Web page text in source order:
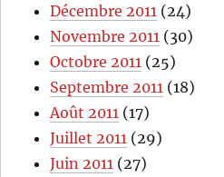
Décembre 2011 (24)
Novembre 2011 (30)
Octobre 2011 (25)
Septembre 2011 (18)
Août 2011 (17)
Juillet 2011 (29)
Juin 2011 (27)